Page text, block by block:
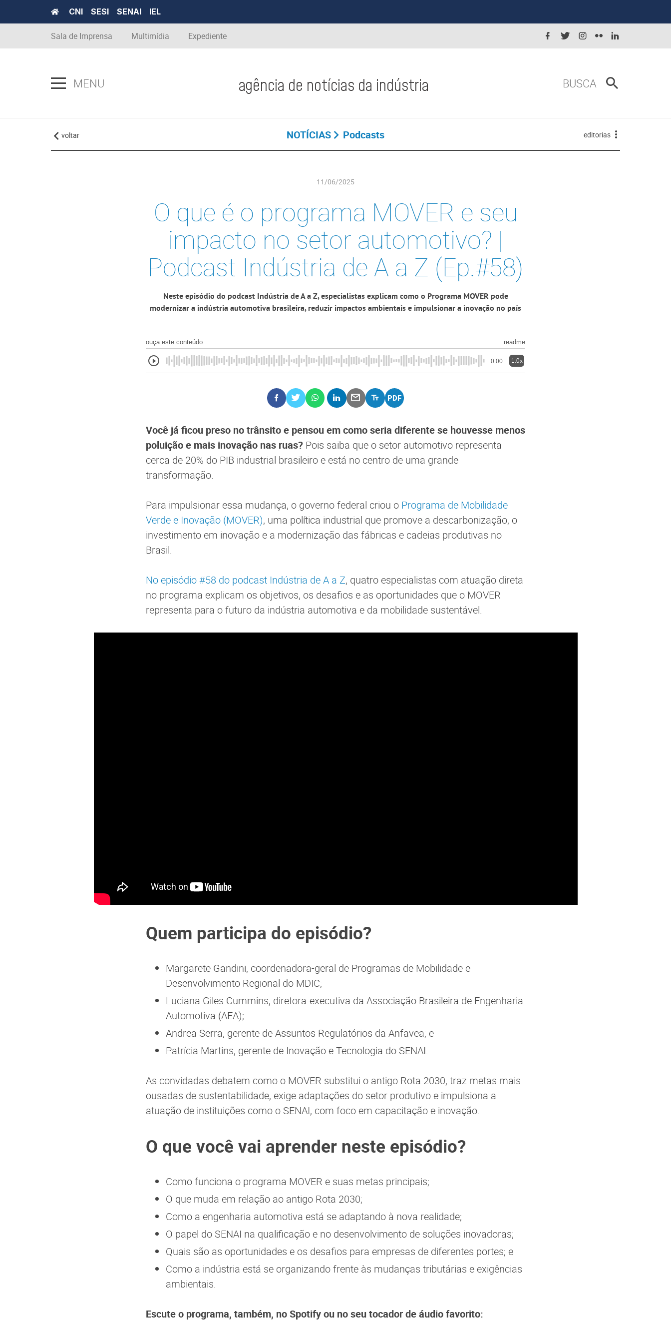
CNI SESI SENAI IEL
Sala de Imprensa Multimídia Expediente
MENU agência de notícias da indústria BUSCA
voltar NOTÍCIAS Podcasts editorias
11/06/2025
O que é o programa MOVER e seu
impacto no setor automotivo? |
Podcast Indústria de A a Z (Ep.#58)
Neste episódio do podcast Indústria de A a Z, especialistas explicam como o Programa MOVER pode
modernizar a indústria automotiva brasileira, reduzir impactos ambientais e impulsionar a inovação no país
ouça este conteúdo readme
0:00 1.0x
Você já ficou preso no trânsito e pensou em como seria diferente se houvesse menos
poluição e mais inovação nas ruas? Pois saiba que o setor automotivo representa
cerca de 20% do PIB industrial brasileiro e está no centro de uma grande
transformação.
Para impulsionar essa mudança, o governo federal criou o Programa de Mobilidade
Verde e Inovação (MOVER), uma política industrial que promove a descarbonização, o
investimento em inovação e a modernização das fábricas e cadeias produtivas no
Brasil.
No episódio #58 do podcast Indústria de A a Z, quatro especialistas com atuação direta
no programa explicam os objetivos, os desafios e as oportunidades que o MOVER
representa para o futuro da indústria automotiva e da mobilidade sustentável.
Quem participa do episódio?
Margarete Gandini, coordenadora-geral de Programas de Mobilidade e
Desenvolvimento Regional do MDIC;
Luciana Giles Cummins, diretora-executiva da Associação Brasileira de Engenharia
Automotiva (AEA);
Andrea Serra, gerente de Assuntos Regulatórios da Anfavea; e
Patrícia Martins, gerente de Inovação e Tecnologia do SENAI.
As convidadas debatem como o MOVER substitui o antigo Rota 2030, traz metas mais
ousadas de sustentabilidade, exige adaptações do setor produtivo e impulsiona a
atuação de instituições como o SENAI, com foco em capacitação e inovação.
O que você vai aprender neste episódio?
Como funciona o programa MOVER e suas metas principais;
O que muda em relação ao antigo Rota 2030;
Como a engenharia automotiva está se adaptando à nova realidade;
O papel do SENAI na qualificação e no desenvolvimento de soluções inovadoras;
Quais são as oportunidades e os desafios para empresas de diferentes portes; e
Como a indústria está se organizando frente às mudanças tributárias e exigências
ambientais.
Escute o programa, também, no Spotify ou no seu tocador de áudio favorito: